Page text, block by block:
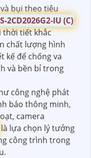
bụi theo tiêu
2CD2026G2-IU (C)
thời tiết khắc
chất lượng hình
kế để chống va
và bền bỉ trong
công nghệ phát
báo thông minh,
camera
là lựa chọn lý tưởng
công trình trong